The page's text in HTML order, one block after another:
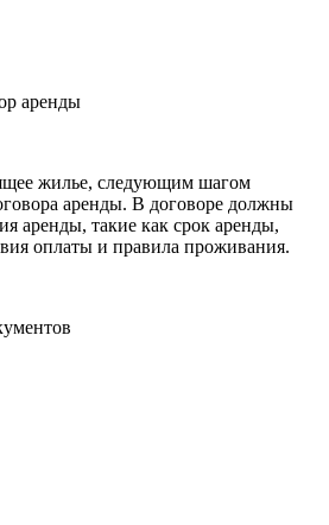
аренды
жилье, следующим шагом
аренды. В договоре должны
аренды, такие как срок аренды,
оплаты и правила проживания.